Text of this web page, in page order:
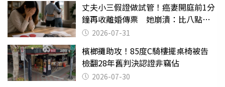
丈夫小三假證做試管！癌妻開庭前1分
鐘再收離婚傳票 她崩潰：比八點檔
還扯2026-07-31
檳榔攤助攻！85度C騎樓擺桌椅被告
檢翻28年舊判決認證非竊佔
2026-07-30